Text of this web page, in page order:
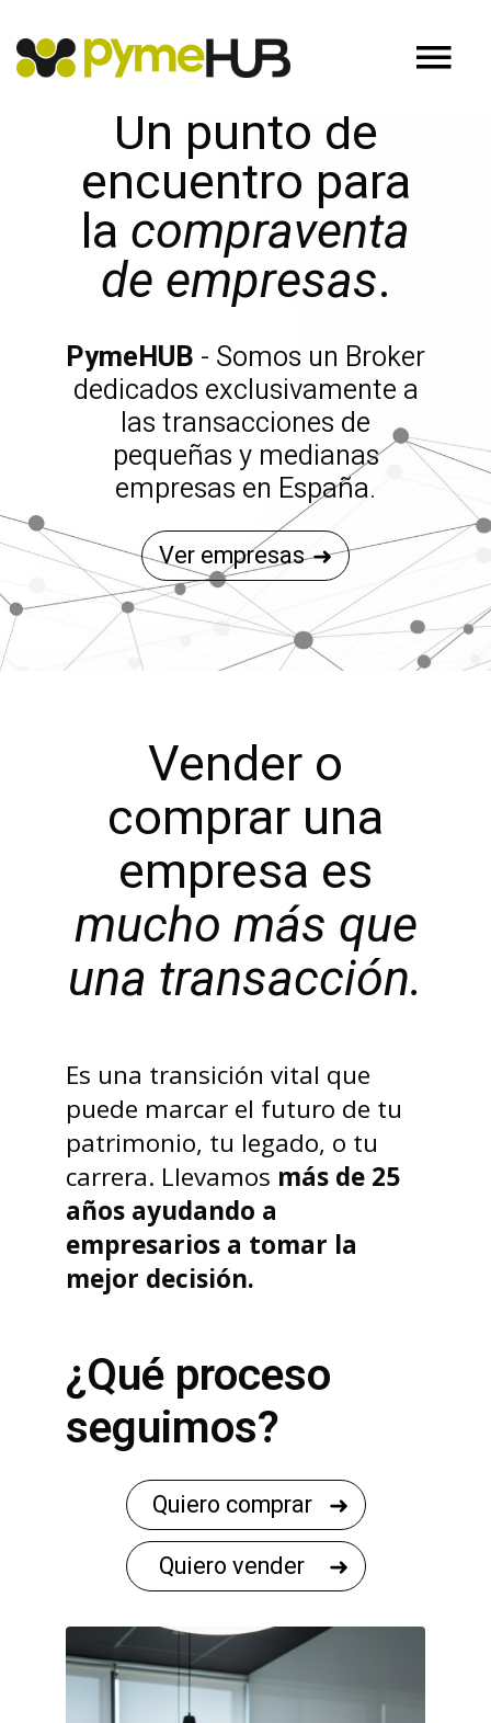
Un punto de
encuentro para
la compraventa
de empresas.
PymeHUB - Somos un Broker
dedicados exclusivamente a
las transacciones de
pequeñas y medianas
empresas en España.
Ver empresas
Vender o
comprar una
empresa es
mucho más que
una transacción.
Es una transición vital que
puede marcar el futuro de tu
patrimonio, tu legado, o tu
carrera. Llevamos más de 25
años ayudando a
empresarios a tomar la
mejor decisión.
¿Qué proceso
seguimos?
Quiero comprar
Quiero vender